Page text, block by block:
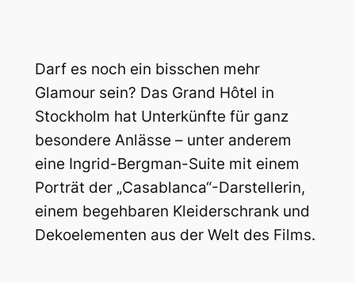
Darf es noch ein bisschen mehr
Glamour sein? Das Grand Hôtel in
Stockholm hat Unterkünfte für ganz
besondere Anlässe – unter anderem
eine Ingrid-Bergman-Suite mit einem
Porträt der „Casablanca“-Darstellerin,
einem begehbaren Kleiderschrank und
Dekoelementen aus der Welt des Films.